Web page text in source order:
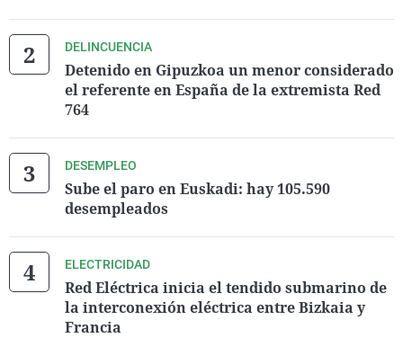
DELINCUENCIA
Detenido en Gipuzkoa un menor considerado
el referente en España de la extremista Red
764
DESEMPLEO
Sube el paro en Euskadi: hay 105.590
desempleados
ELECTRICIDAD
Red Eléctrica inicia el tendido submarino de
la interconexión eléctrica entre Bizkaia y
Francia